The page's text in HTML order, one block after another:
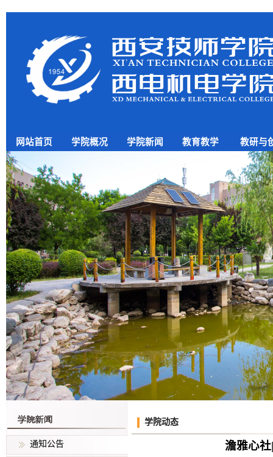
网站首页 学院概况 学院新闻 教育教学 教研与
通知公告
学院动态
澹雅心